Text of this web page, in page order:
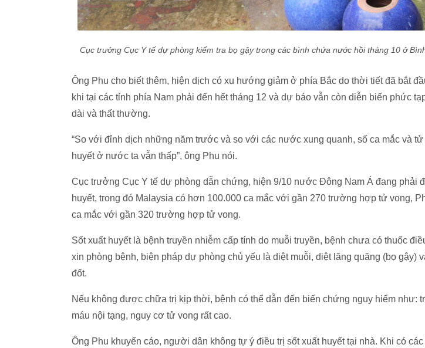
Cục trưởng Cục Y tế dự phòng kiểm tra bọ gậy trong các bình chứa nước hồi tháng 10 ở
Ông Phu cho biết thêm, hiện dịch có xu hướng giảm ở phía Bắc do thời tiết đã bắt
khi tại các tỉnh phía Nam phải đến hết tháng 12 và dự báo vẫn còn diễn biến phức
dài và thất thường.
“So với đỉnh dịch những năm trước và so với các nước xung quanh, số ca mắc và tử
huyết ở nước ta vẫn thấp”, ông Phu nói.
Cục trưởng Cục Y tế dự phòng dẫn chứng, hiện 9/10 nước Đông Nam Á đang phải
huyết, trong đó Malaysia có hơn 100.000 ca mắc với gần 270 trường hợp tử vong,
ca mắc với gần 320 trường hợp tử vong.
Sốt xuất huyết là bệnh truyền nhiễm cấp tính do muỗi truyền, bệnh chưa có thuốc
xin phòng bệnh, biện pháp dự phòng chủ yếu là diệt muỗi, diệt lăng quăng (bọ gậy)
đốt.
Nếu không được chữa trị kịp thời, bệnh có thể dẫn đến biến chứng nguy hiểm như:
máu nội tạng, nguy cơ tử vong rất cao.
Ông Phu khuyến cáo, người dân không tự ý điều trị sốt xuất huyết tại nhà. Khi có